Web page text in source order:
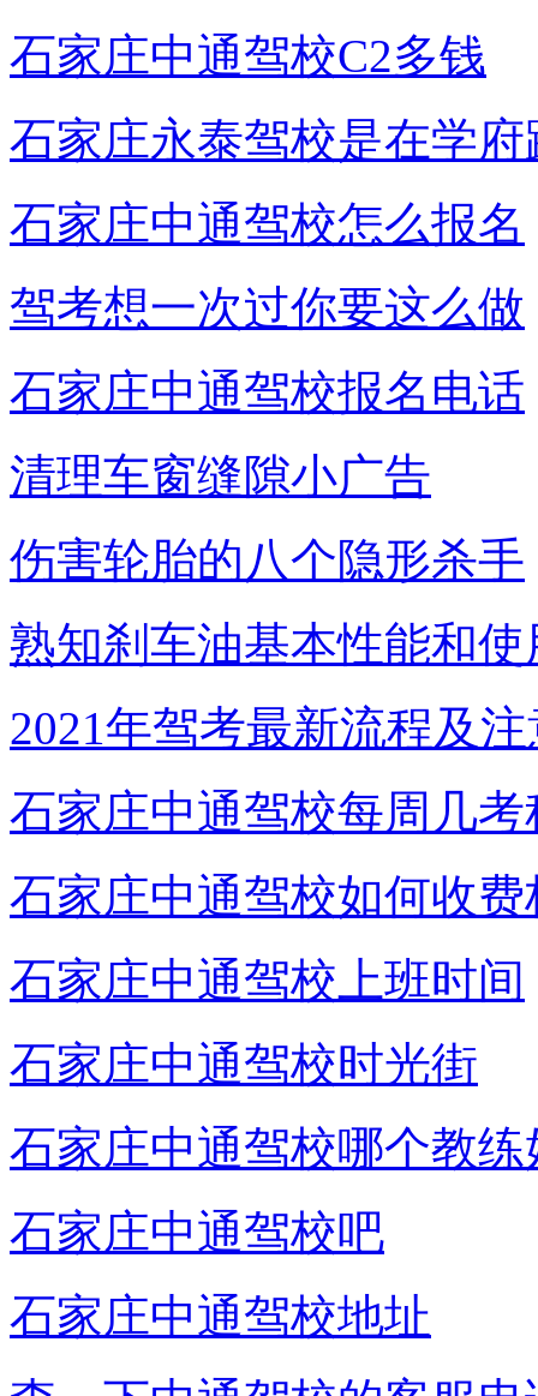
石家庄中通驾校C2多钱
石家庄永泰驾校是在学府
石家庄中通驾校怎么报名
驾考想一次过你要这么做
石家庄中通驾校报名电话
清理车窗缝隙小广告
伤害轮胎的八个隐形杀手
熟知刹车油基本性能和使
2021年驾考最新流程及
石家庄中通驾校每周几考
石家庄中通驾校如何收费
石家庄中通驾校上班时间
石家庄中通驾校时光街
石家庄中通驾校哪个教练
石家庄中通驾校吧
石家庄中通驾校地址